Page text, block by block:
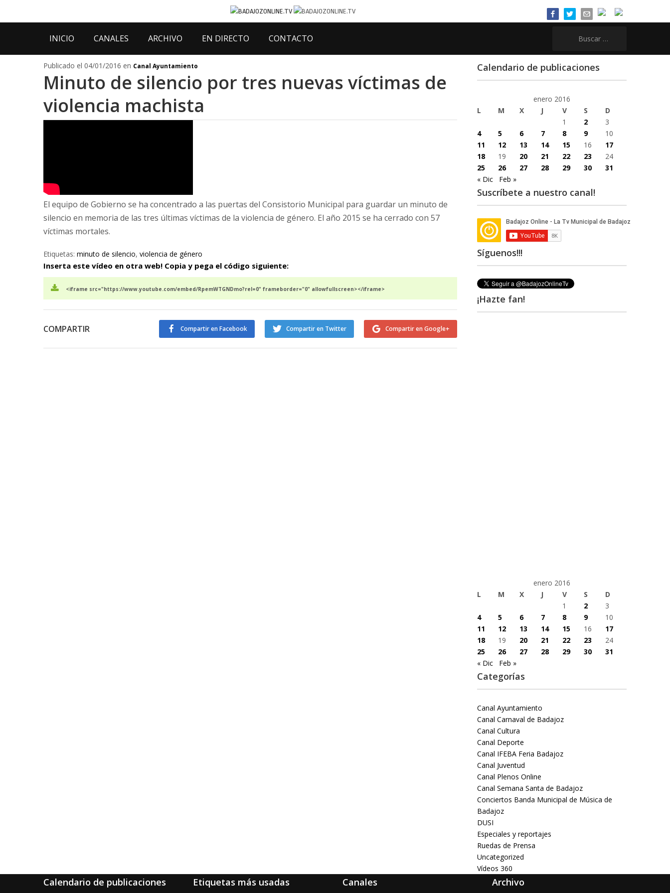
INICIO CANALES ARCHIVO EN DIRECTO CONTACTO
Publicado el 04/01/2016 en Canal Ayuntamiento
Minuto de silencio por tres nuevas víctimas de
violencia machista
El equipo de Gobierno se ha concentrado a las puertas del Consistorio Municipal para guardar un minuto de
silencio en memoria de las tres últimas víctimas de la violencia de género. El año 2015 se ha cerrado con 57
víctimas mortales.
Etiquetas: minuto de silencio, violencia de género
Inserta este vídeo en otra web! Copia y pega el código siguiente:
<iframe src="https://www.youtube.com/embed/RpemWTGNDmo?rel=0" frameborder="0" allowfullscreen></iframe>
COMPARTIR Compartir en Google+
Compartir en Twitter
Compartir en Facebook
Calendario de publicaciones
enero 2016
L
M X J V S
D
1
2
3
4
5 6 7 8 9
10
11
12 13 14 15 16
17
18
19 20 21 22 23
24
25
26 27 28 29 30
31
« Dic
Feb »
Suscríbete a nuestro canal!
Síguenos!!!
¡Hazte fan!
enero 2016
L
M X J V S
D
1
2
3
4
5 6 7 8 9
10
11
12 13 14 15 16
17
18
19 20 21 22 23
24
25
26 27 28 29 30
31
« Dic
Feb »
Categorías
Canal Ayuntamiento
Canal Carnaval de Badajoz
Canal Cultura
Canal Deporte
Canal IFEBA Feria Badajoz
Canal Juventud
Canal Plenos Online
Canal Semana Santa de Badajoz
Conciertos Banda Municipal de Música de
Badajoz
DUSI
Especiales y reportajes
Ruedas de Prensa
Uncategorized
Vídeos 360
Calendario de publicaciones Etiquetas más usadas Canales Archivo